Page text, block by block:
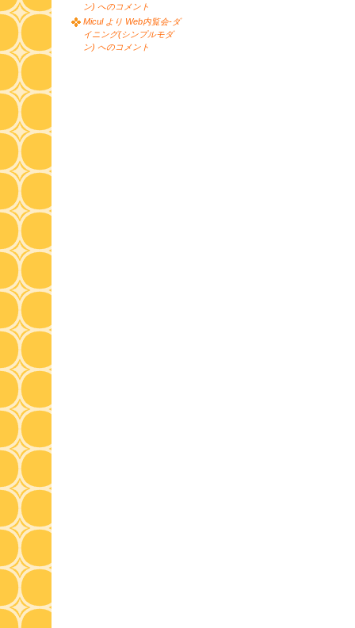
ン) へのコメント
Micul より Web内覧会-ダ
イニング(シンプルモダ
ン) へのコメント